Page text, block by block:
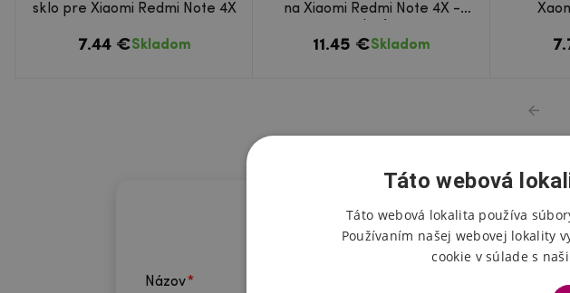
sklo pre Xiaomi Redmi Note 4X
7.44 €Skladom
na Xiaomi Redmi Note 4X -
11.45 €Skladom
Názov
Táto webová
Táto webová lokalita používa
Používaním našej webovej lokality
cookie v súlade s